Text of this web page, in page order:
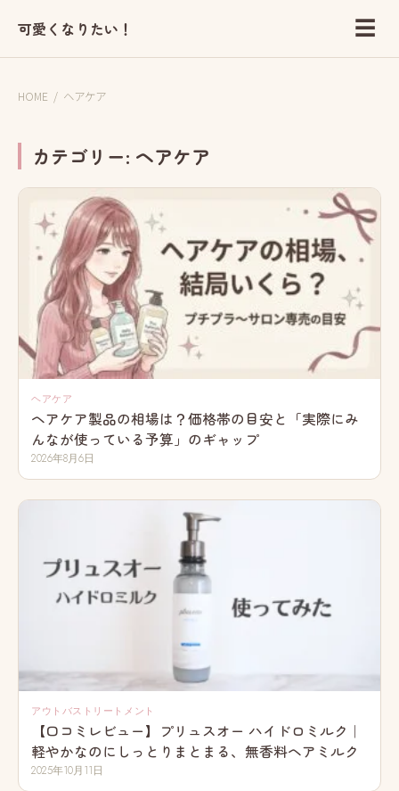
可愛くなりたい！ ☰
HOME / ヘアケア
カテゴリー: ヘアケア
ヘアケア
ヘアケア製品の相場は？価格帯の目安と「実際にみ
んなが使っている予算」のギャップ
2026年8月6日
アウトバストリートメント
【口コミレビュー】プリュスオー ハイドロミルク｜
軽やかなのにしっとりまとまる、無香料ヘアミルク
2025年10月11日